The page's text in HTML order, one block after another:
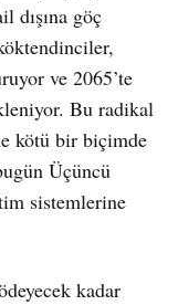
dışına göç
ve 2065’te
Bu radikal
kötü bir biçimde
Üçüncü
sistemlerine
kadar